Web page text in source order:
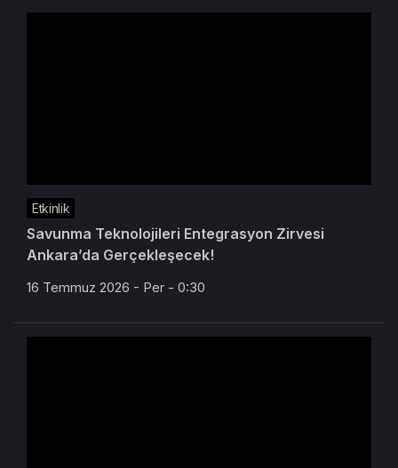
Etkinlik
Savunma Teknolojileri Entegrasyon Zirvesi
Ankara’da Gerçekleşecek!
16 Temmuz 2026 - Per - 0:30